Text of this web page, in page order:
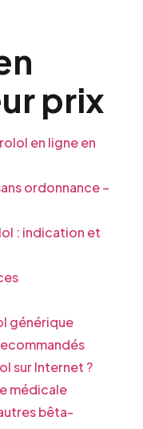
prix
en ligne en
ordonnance –
: indication et
générique
sur Internet ?
médicale
bêta-